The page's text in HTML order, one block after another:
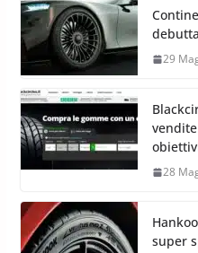
29
28
super